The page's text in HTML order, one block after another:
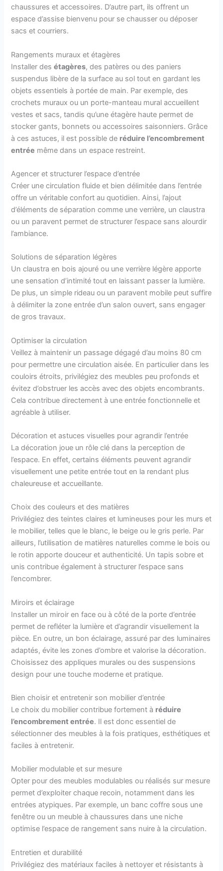
chaussures et accessoires. D’autre part, ils offrent un
espace d’assise bienvenu pour se chausser ou déposer
sacs et courriers.
Rangements muraux et étagères
Installer desétagères, des patères ou des paniers
suspendus libère de la surface au sol tout en gardant les
objets essentiels à portée de main. Par exemple, des
crochets muraux ou un porte-manteau mural accueillent
vestes et sacs, tandis qu’une étagère haute permet de
stocker gants, bonnets ou accessoires saisonniers. Grâce
à ces astuces, il est possible de réduire l’encombrement
entrée même dans un espace restreint.
Agencer et structurer l’espace d’entrée
Créer une circulation fluide et bien délimitée dans l’entrée
offre un véritable confort au quotidien. Ainsi, l’ajout
d’éléments de séparation comme une verrière, un claustra
ou un paravent permet de structurer l’espace sans alourdir
l’ambiance.
Solutions de séparation légères
Un claustra en bois ajouré ou une verrière légère apporte
une sensation d’intimité tout en laissant passer la lumière.
De plus, un simple rideau ou un paravent mobile peut suffire
à délimiter la zone entrée d’un salon ouvert, sans engager
de gros travaux.
Optimiser la circulation
Veillez à maintenir un passage dégagé d’au moins 80 cm
pour permettre une circulation aisée. En particulier dans les
couloirs étroits, privilégiez des meubles peu profonds et
évitez d’obstruer les accès avec des objets encombrants.
Cela contribue directement à une entrée fonctionnelle et
agréable à utiliser.
Décoration et astuces visuelles pour agrandir l’entrée
La décoration joue un rôle clé dans la perception de
l’espace. En effet, certains éléments peuvent agrandir
visuellement une petite entrée tout en la rendant plus
chaleureuse et accueillante.
Choix des couleurs et des matières
Privilégiez des teintes claires et lumineuses pour les murs et
le mobilier, telles que le blanc, le beige ou le gris perle. Par
ailleurs, l’utilisation de matières naturelles comme le bois ou
le rotin apporte douceur et authenticité. Un tapis sobre et
unis contribue également à structurer l’espace sans
l’encombrer.
Miroirs et éclairage
Installer un miroir en face ou à côté de la porte d’entrée
permet de refléter la lumière et d’agrandir visuellement la
pièce. En outre, un bon éclairage, assuré par des luminaires
adaptés, évite les zones d’ombre et valorise la décoration.
Choisissez des appliques murales ou des suspensions
design pour une touche moderne et pratique.
Bien choisir et entretenir son mobilier d’entrée
Le choix du mobilier contribue fortement à réduire
l’encombrement entrée. Il est donc essentiel de
sélectionner des meubles à la fois pratiques, esthétiques et
faciles à entretenir.
Mobilier modulable et sur mesure
Opter pour des meubles modulables ou réalisés sur mesure
permet d’exploiter chaque recoin, notamment dans les
entrées atypiques. Par exemple, un banc coffre sous une
fenêtre ou un meuble à chaussures dans une niche
optimise l’espace de rangement sans nuire à la circulation.
Entretien et durabilité
Privilégiez des matériaux faciles à nettoyer et résistants à